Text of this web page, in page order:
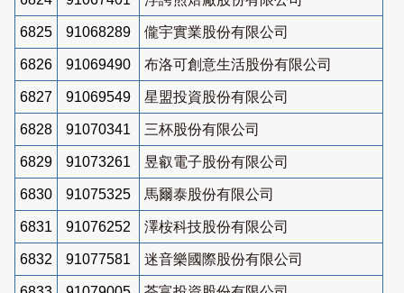
6825 91068289 儱宇實業股份有限公司
6826 91069490 布洛可創意生活股份有限公司
6827 91069549 星盟投資股份有限公司
6828 91070341 三杯股份有限公司
6829 91073261 昱叡電子股份有限公司
6830 91075325 馬爾泰股份有限公司
6831 91076252 澤桉科技股份有限公司
6832 91077581 迷音樂國際股份有限公司